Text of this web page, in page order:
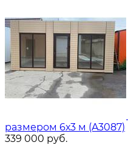
размером 6х3 м (A3087)
339 000 руб.